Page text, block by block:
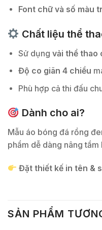
Font chữ và số màu
Chất liệu thể
Sử dụng vải thể thao
Độ co giãn 4 chiều
Phù hợp cả thi đấu
Dành cho ai?
Mẫu áo bóng đá rồng
phẩm dễ dàng nâng
Đặt thiết kế in tên &
SẢN PHẨM